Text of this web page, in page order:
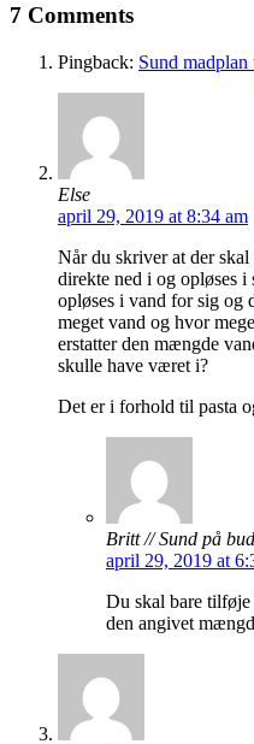
7 Comments
Pingback: Sund
Else
april 29, 2019 at 8:34 am
Når du skriver at der
direkte ned i og opløses i
opløses i vand for sig og
meget vand og hvor
erstatter den mængde
skulle have været i?
Det er i forhold til pasta
Britt // Sund på
april 29, 2019 at
Du skal bare
den angivet